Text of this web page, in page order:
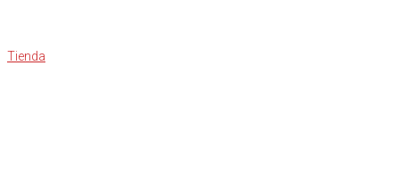
Tienda